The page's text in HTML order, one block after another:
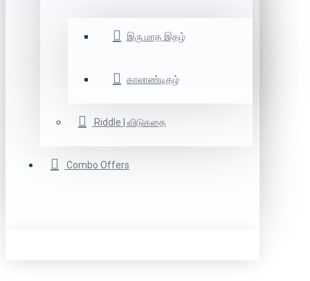
இரு மாத இதழ்
காலாண்டிதழ்
Riddle | விடுகதை
Combo Offers